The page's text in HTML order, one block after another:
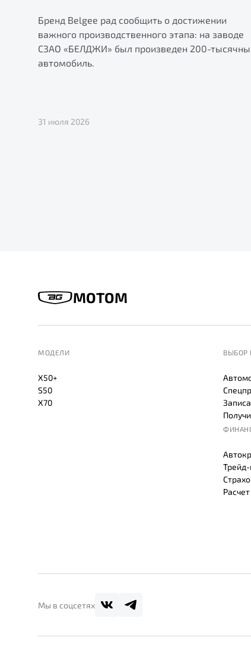
Бренд Belgee рад сообщить о достижении
важного производственного этапа: на заводе
СЗАО «БЕЛДЖИ» был произведен 200-
автомобиль.
31 июля 2026
МОТОМ
МОДЕЛИ
X50+
S50
X70
ВЫБОР
Мы в соцсетях